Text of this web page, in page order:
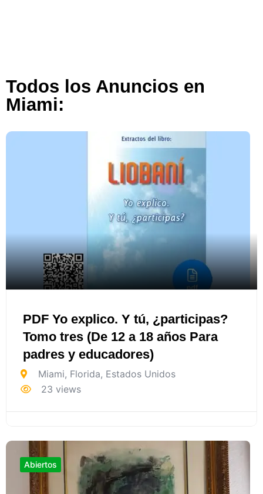
Todos los Anuncios en
Miami:
PDF Yo explico. Y tú, ¿participas?
Tomo tres (De 12 a 18 años Para
padres y educadores)
Miami, Florida, Estados Unidos
23 views
Abiertos